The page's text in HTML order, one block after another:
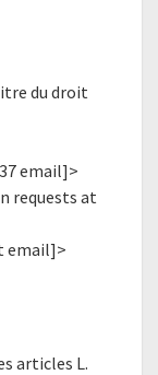
du droit
email]>
requests at
email]>
articles L.